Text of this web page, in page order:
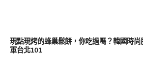
現點現烤的蜂巢鬆餅，你吃過嗎？韓國時
軍台北101